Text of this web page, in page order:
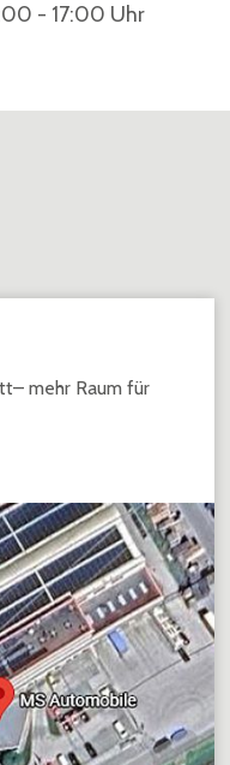
- 17:00 Uhr
mehr Raum für